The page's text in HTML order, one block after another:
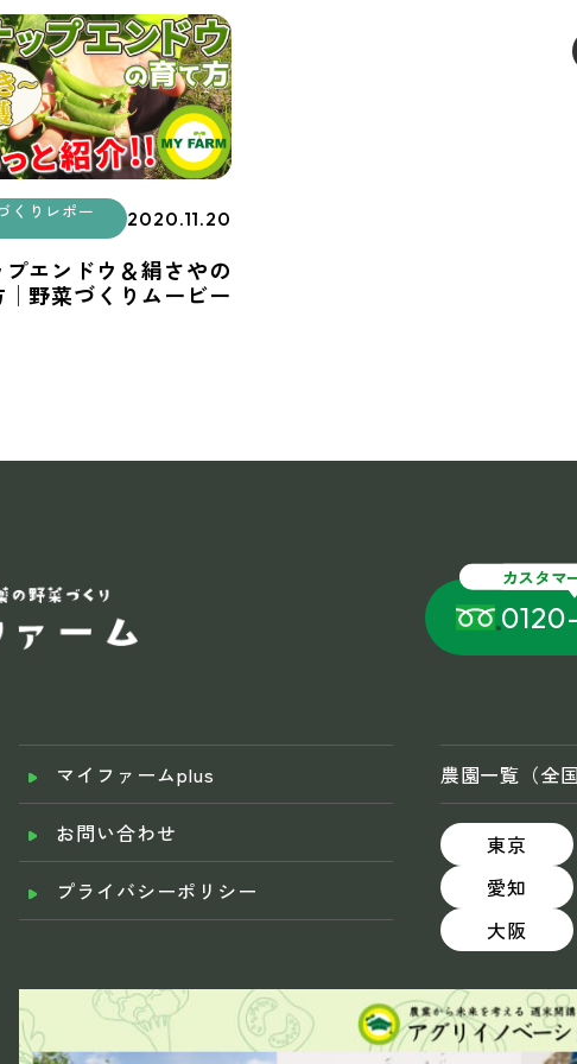
くりレポー 2020.11.20
プエンドウ＆絹さやの
│野菜づくりムービー
カスタマ
マイファームplus
お問い合わせ
プライバシーポリシー
農園一覧（全国
東京
愛知
大阪